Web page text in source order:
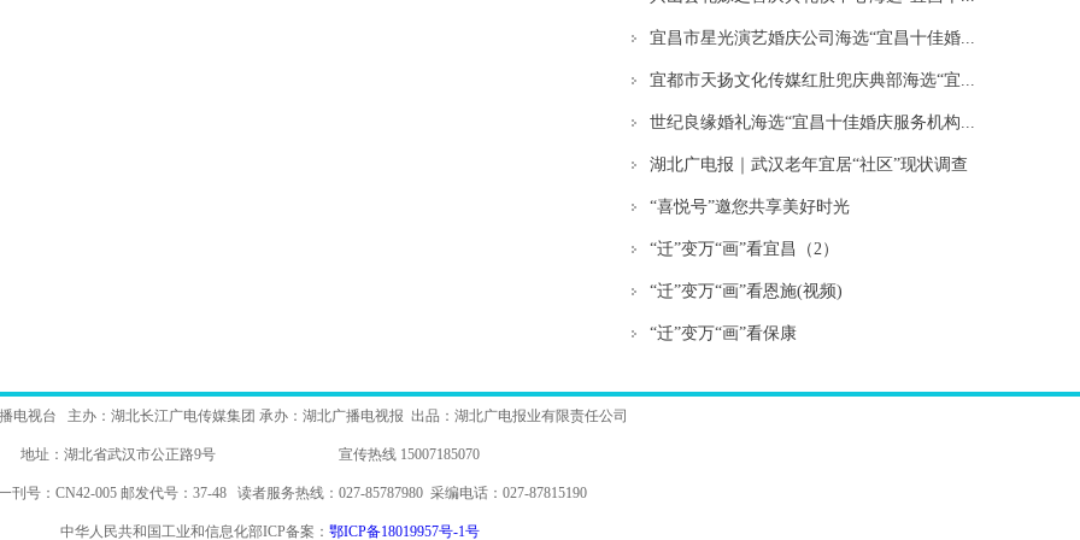
宜昌市星光演艺婚庆公司海选“宜昌十佳婚...
宜都市天扬文化传媒红肚兜庆典部海选“宜...
世纪良缘婚礼海选“宜昌十佳婚庆服务机构...
湖北广电报｜武汉老年宜居“社区”现状调查
“喜悦号”邀您共享美好时光
“迁”变万“画”看宜昌（2）
“迁”变万“画”看恩施(视频)
“迁”变万“画”看保康
电视台 主办：湖北长江广电传媒集团 承办：湖北广播电视报 出品：湖北广电报业有限责任公司
地址：湖北省武汉市公正路9号 宣传热线 15007185070
刊号：CN42-005 邮发代号：37-48 读者服务热线：027-85787980 采编电话：027-87815190
中华人民共和国工业和信息化部ICP备案： 鄂ICP备18019957号-1号